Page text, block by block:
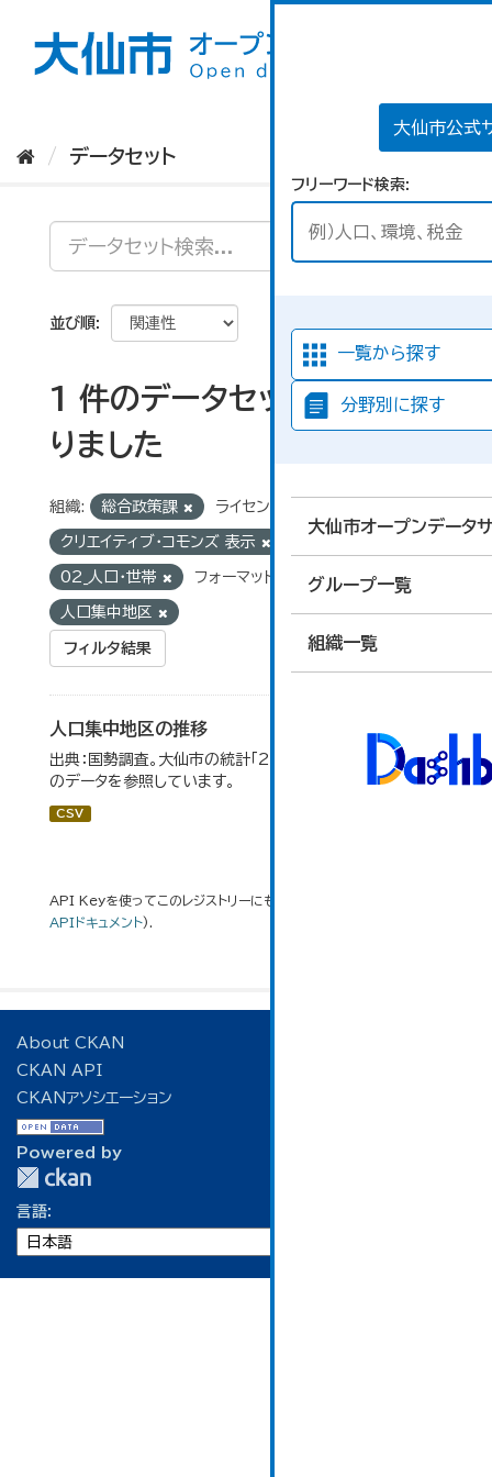
大仙市公式
フリーワード検索
一覧から探す
分野別に探す
大仙市オープンデータ
グループ一覧
組織一覧
データセット
並び順
1 件のデータセットが見つか
りました
組織: 総合政策課 ライセンス:
クリエイティブ・コモンズ 表示
02_人口・世帯 フォーマット: CSV タグ:
人口集中地区
フィルタ結果
人口集中地区の推移
出典：国勢調査。大仙市の統計「2-3 人口集中地区の推移」
のデータを参照しています。
CSV
API Keyを使ってこのレジストリーにもアクセス可能です
APIドキュメント).
About CKAN
CKAN API
CKANアソシエーション
Powered by
言語